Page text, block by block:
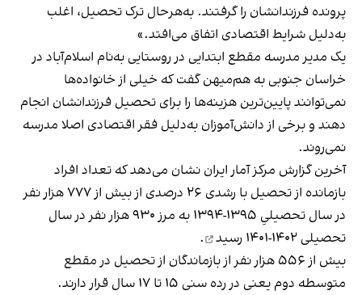
پرونده فرزندانشان را گرفتند. به‌هرحال ترک تحصیل، اغلب
به‌دلیل شرایط اقتصادی اتفاق می‌افتد.»
یک مدیر مدرسه مقطع ابتدایی در روستایی به‌نام اسلام‌آباد در
خراسان جنوبی به هم‌میهن گفت که خیلی از خانواده‌ها
نمی‌توانند پایین‌ترین هزینه‌ها را برای تحصیل فرزندانشان انجام
دهند و برخی از دانش‌آموزان به‌دلیل فقر اقتصادی اصلا مدرسه
نمی‌روند.
آخرین گزارش مرکز آمار ایران نشان می‌دهد که تعداد افراد
بازمانده از تحصیل با رشدی ۲۶ درصدی از بیش از ۷۷۷ هزار نفر
در سال تحصیلیِ ۱۳۹۵-۱۳۹۴ به مرز
۹۳۰ هزار نفر در سال
تحصیلی ۱۴۰۲-۱۴۰۱ رسید
.
بیش از ۵۵۶ هزار نفر از بازماندگان از تحصیل در مقطع
متوسطه‌ دوم یعنی در رده‌ سنی ۱۵ تا ۱۷ سال قرار دارند.